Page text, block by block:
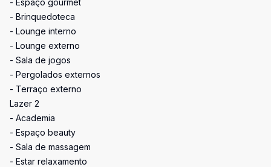
- Espaço gourmet
- Brinquedoteca
- Lounge interno
- Lounge externo
- Sala de jogos
- Pergolados externos
- Terraço externo
Lazer 2
- Academia
- Espaço beauty
- Sala de massagem
- Estar relaxamento